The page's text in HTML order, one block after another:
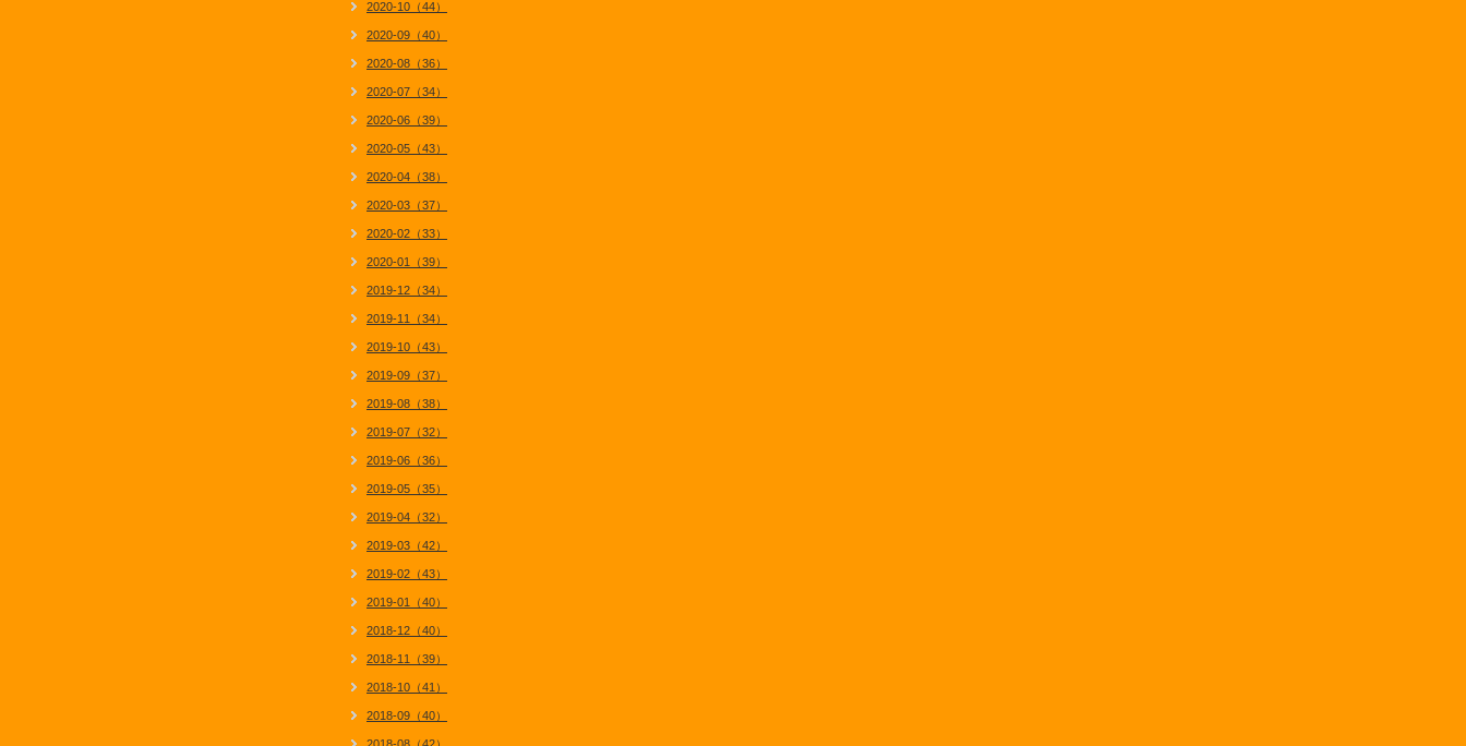
2020-10（44）
2020-09（40）
2020-08（36）
2020-07（34）
2020-06（39）
2020-05（43）
2020-04（38）
2020-03（37）
2020-02（33）
2020-01（39）
2019-12（34）
2019-11（34）
2019-10（43）
2019-09（37）
2019-08（38）
2019-07（32）
2019-06（36）
2019-05（35）
2019-04（32）
2019-03（42）
2019-02（43）
2019-01（40）
2018-12（40）
2018-11（39）
2018-10（41）
2018-09（40）